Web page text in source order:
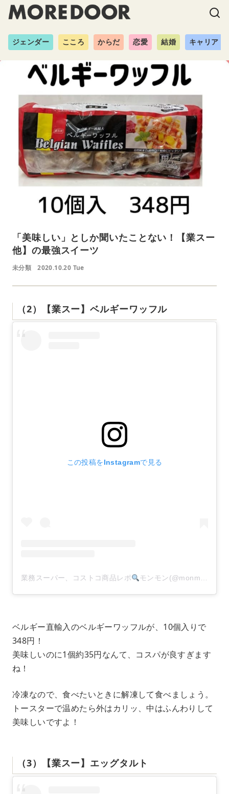
ジェンダー こころ からだ 恋愛 結婚 キャリア
「美味しい」としか聞いたことない！【業スー
他】の最強スイーツ
未分類 2020.10.20 Tue
（2）【業スー】ベルギーワッフル
この投稿をInstagramで見る
業務スーパー、コストコ商品レポ モンモン(@monmon.121)がシェアした投稿
ベルギー直輸入のベルギーワッフルが、10個入りで
348円！
美味しいのに1個約35円なんて、コスパが良すぎます
ね！
冷凍なので、食べたいときに解凍して食べましょう。
トースターで温めたら外はカリッ、中はふんわりして
美味しいですよ！
（3）【業スー】エッグタルト